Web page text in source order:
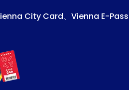
City Card、Vienna E-Pass